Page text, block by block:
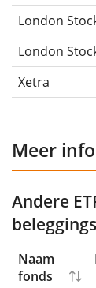
London
London
Xetra
Meer
Andere
Naam
fonds